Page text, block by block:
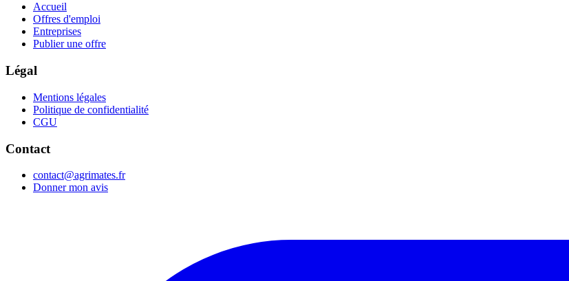
Accueil
Offres d'emploi
Entreprises
Publier une offre
Légal
Mentions légales
Politique de confidentialité
CGU
Contact
contact@agrimates.fr
Donner mon avis